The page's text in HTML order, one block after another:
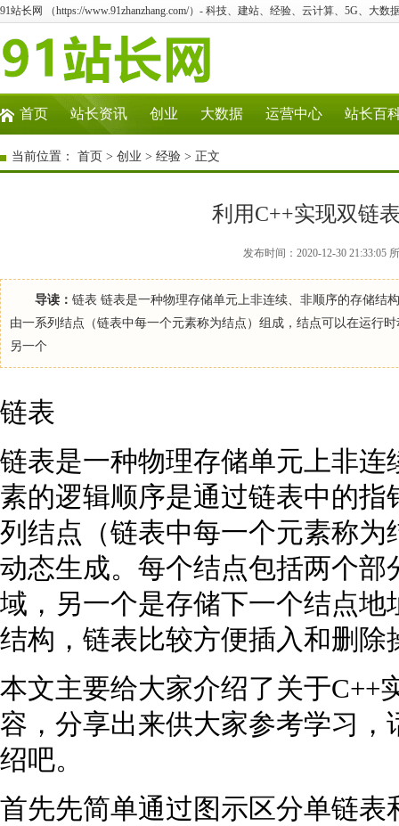
91站长网 （https://www.91zhanzhang.com/）- 科技、建站、经验、云计算、5G、大数
首页 站长资讯 创业 大数据 运营中心 站长百
当前位置： 首页 > 创业 > 经验 > 正文
利用C++实现双链
发布时间：2020-12-30 21:33:05
导读： 链表 链表是一种物理存储单元上非连续、非顺序的存储结
由一系列结点（链表中每一个元素称为结点）组成，结点可以在运行
另一个
链表
链表是一种物理存储单元上非
素的逻辑顺序是通过链表中的
列结点（链表中每一个元素称
动态生成。每个结点包括两个
域，另一个是存储下一个结点
结构，链表比较方便插入和删除
本文主要给大家介绍了关于C++
容，分享出来供大家参考学习
绍吧。
首先先简单通过图示区分单链表